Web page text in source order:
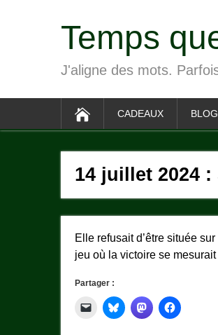
Temps
J'aligne des mots.
CADEAUX BLOG
14 juillet 2024 :
Elle refusait d’être située
jeu où la victoire se
Partager :